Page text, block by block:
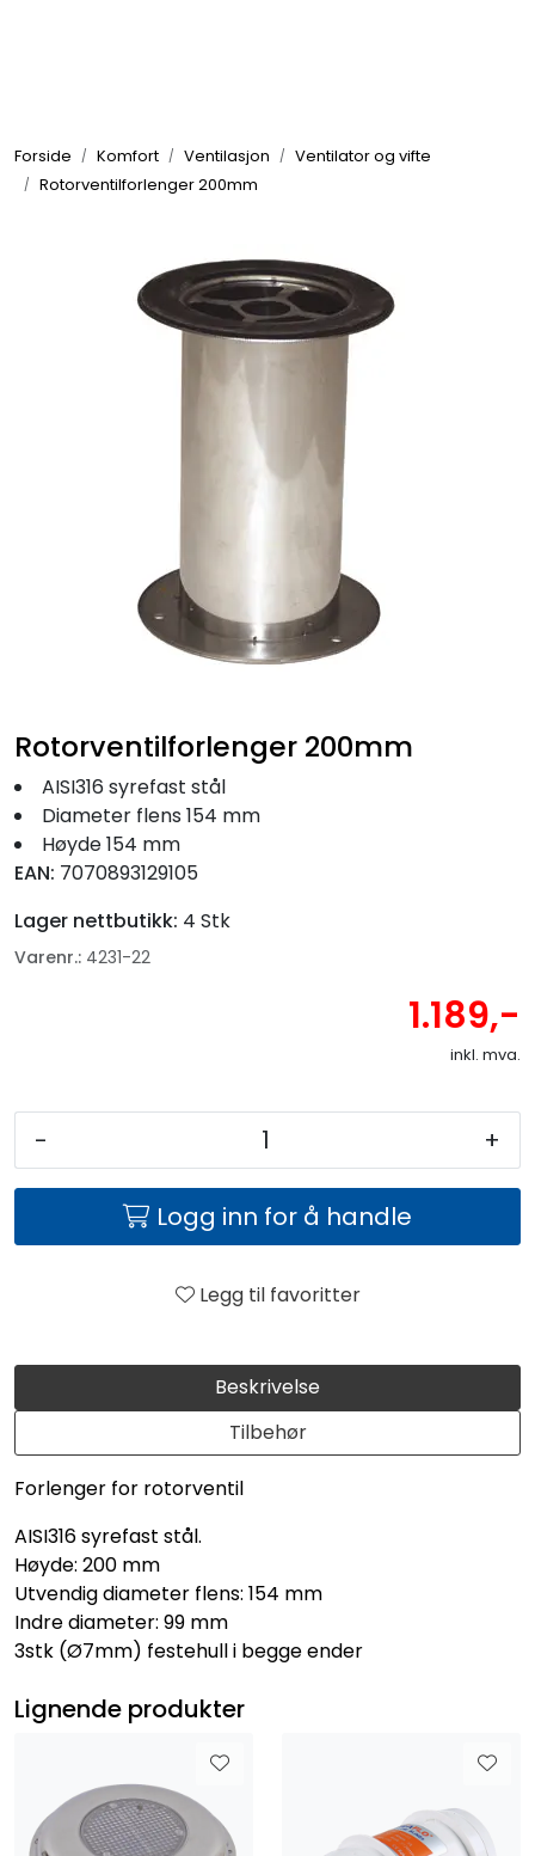
Forside Komfort Ventilasjon
Ventilator og vifte
Rotorventilforlenger 200mm
Beskrivelse
Tilbehør
Forlenger for rotorventil
AISI316 syrefast stål.
Høyde: 200 mm
Utvendig diameter flens: 154 mm
Indre diameter: 99 mm
3stk (Ø7mm) festehull i begge ender
Rotorventilforlenger 200mm
AISI316 syrefast stål
Diameter flens 154 mm
Høyde 154 mm
EAN: 7070893129105
Lager nettbutikk: 4 Stk
Varenr.: 4231-22
1.189,-
inkl. mva.
- +
Logg inn for å handle
Legg til favoritter
Lignende produkter
Elektrisk
Komfort
Fritid/Sikkerhet
Seil
Nyheter